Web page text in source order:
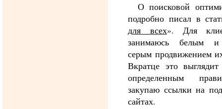
О поисковой
подробно писал в
для всех». Для
занимаюсь белым и
серым продвижением
Вкратце это
определенным
закупаю ссылки на
сайтах.